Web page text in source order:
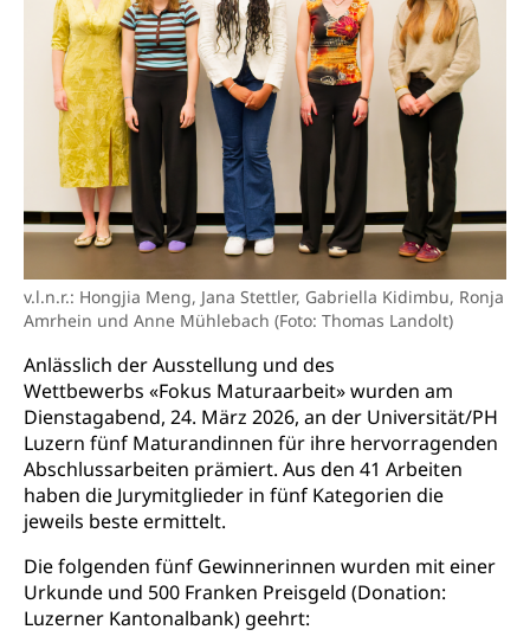
v.l.n.r.: Hongjia Meng, Jana Stettler, Gabriella Kidimbu, Ronja
Amrhein und Anne Mühlebach (Foto: Thomas Landolt)
Anlässlich der Ausstellung und des
Wettbewerbs «Fokus Maturaarbeit» wurden am
Dienstagabend, 24. März 2026, an der Universität/PH
Luzern fünf Maturandinnen für ihre hervorragenden
Abschlussarbeiten prämiert. Aus den 41 Arbeiten
haben die Jurymitglieder in fünf Kategorien die
jeweils beste ermittelt.
Die folgenden fünf Gewinnerinnen wurden mit einer
Urkunde und 500 Franken Preisgeld (Donation:
Luzerner Kantonalbank) geehrt:
Adoptivkind, Adoptiveltern, Adoptionsvermittlung,
Adoptionsverfahren, elterliche Gewalt, elterliche
Sorge
Adoption
Aufenthaltsbewilligungen
Niederlassungsbewilligung, Aufenthalt,
Niederlassung, Wohnsitz
Amt für Migration
Ausweise und Bescheinigungen
Reisepass, Identitätskarte, Visum, Geburtsurkunde
Jagdausweis, Fischereiausweis
Waffen, Sprengstoffe und Pyrotechnik
Reisepass, Identitätskarte
Strassenverkehrsamt (Führerausweis,
Fahrzeugausweis)
Namensänderungen
Einbürgerung
Staatsbürgerschaft, Bürgerrecht, Erwerb des
Bürgerrechts, Verlust des Bürgerrechts,
Einbürgerungsverfahren
Einbürgerungen
Geburt
Geburtsurkunde, Geburtsschein, Geburtsanzeige
Familienzulagen (WAS Luzern)
Schwangerschaft / Geburt (gruezi.lu.ch)
Kinder und Jugendliche
Mündigkeit, Kindesschutz, Jugendschutz